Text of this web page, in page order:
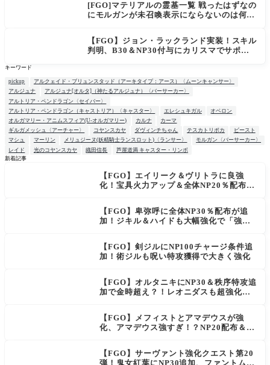
[FGO]マテリアルの霊基一覧 戦ったはずなの
にモルガンが未召喚表示にならないのは何
【FGO】ジョン・ラックランド実装！スキル
判明、B30＆NP30付与にカリスマでサポ性
キーワード
pickup
アルクェイド・ブリュンスタッド（アーキタイプ：アース）〈ムーンキャンサー〉
アルジュナ
アルジュナ[オルタ]（神たるアルジュナ）〈バーサーカー〉
アルトリア・ペンドラゴン〈セイバー〉
アルトリア・ペンドラゴン（キャストリア）〈キャスター〉
エレシュキガル
オベロン
オルガマリー・アニムスフィア(U-オルガマリー)
カルナ
カーマ
ギルガメッシュ〈アーチャー〉
コヤンスカヤ ダヴィンチちゃん テスカトリポカ
ビースト
マシュ
マーリン メリュジーヌ(妖精騎士ランスロット)〈ランサー〉
モルガン〈バーサーカー〉
レイド
光のコヤンスカヤ 織田信長
芦屋道満 キャスター・リンボ
新着記事
【FGO】エイリーク＆ヴリトラに良強
化！宝具火力アップ＆全体NP20％配布で
【FGO】卑弥呼に全体NP30％配布が追
加！ジキル＆ハイドも大幅強化で「強す
【FGO】剣ジルにNP100チャージ条件追
加！術ジルも呪い特攻獲得で大きく強化
【FGO】オルタニキにNP30＆秩序特攻追
加で金時超え？！レオニダスも超強化で
【FGO】メフィストとアマデウスが強
化、アマデウス強すぎ！？NP20配布＆Ar
【FGO】サーヴァント強化クエスト第20
弾！鬼女紅葉にNP30追加、ファントムも